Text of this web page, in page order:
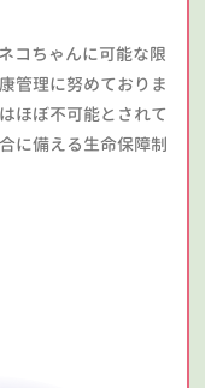
コちゃんに可能な限
管理に努めておりま
ほぼ不可能とされて
に備える生命保障制